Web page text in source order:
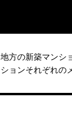
地方の新築マンシ
ションそれぞれの